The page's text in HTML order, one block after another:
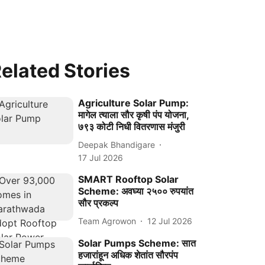
Stories
Agriculture Solar Pump:
मागेल त्याला सौर कृषी पंप योजना,
७९३ कोटी निधी वितरणास मंजुरी
Deepak Bhandigare
17 Jul 2026
SMART Rooftop Solar
Scheme: अवघ्या २५०० रुपयांत
सौर प्रकल्प
Team Agrowon 12 Jul 2026
Solar Pumps Scheme: सात
हजारांहून अधिक शेतांत सौरपंप